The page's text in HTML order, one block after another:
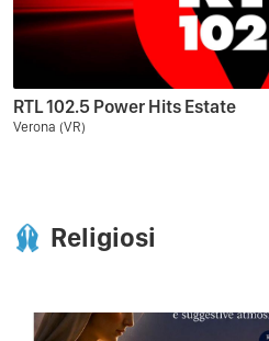
RTL 102.5 Power Hits Estate
Verona (VR)
Religiosi